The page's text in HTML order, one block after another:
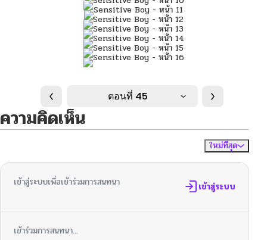
ตอนที่ 45
ความคิดเห็น
ใหม่ที่สุด
เข้าสู่ระบบเพื่อเข้าร่วมการสนทนา เข้าสู่ระบบ
เข้าร่วมการสนทนา...